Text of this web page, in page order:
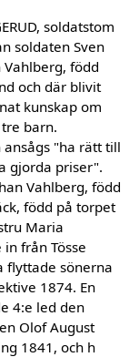
soldatstom
soldaten Sven
Vahlberg, född
och där blivit
kunskap om
barn.
"ha rätt till
gjorda priser".
Vahlberg, född
född på torpet
Maria
från Tösse
flyttade sönerna
1874. En
4:e led den
Olof August
1841, och h